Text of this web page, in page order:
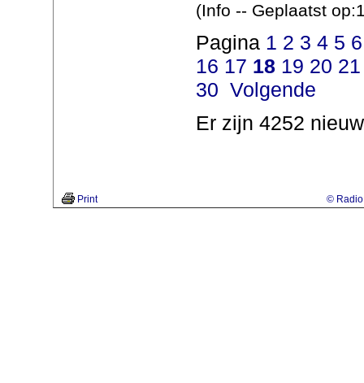
(Info -- Geplaatst
Pagina 1 2 3 4 5 6
16 17 18 19 20 21
30 Volgende
Er zijn 4252
Print © Radio